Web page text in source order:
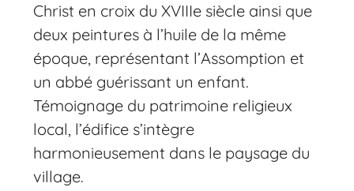
Christ en croix du XVIIIe siècle ainsi que
deux peintures à l’huile de la même
époque, représentant l’Assomption et
un abbé guérissant un enfant.
Témoignage du patrimoine religieux
local, l’édifice s’intègre
harmonieusement dans le paysage du
village.